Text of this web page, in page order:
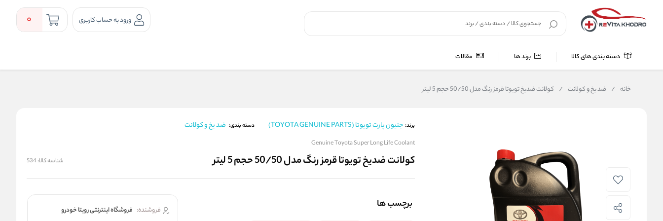
ورود به حساب کاربری 0
دسته بندی های کالا برند ها مقالات
خانه / ضد یخ و کولانت / کولانت ضدیخ تویوتا قرمز رنگ مدل 50/50 حجم 5 لیتر
برند: جنیون پارت تویوتا (TOYOTA GENUINE PARTS) دسته بندی: ضد یخ و کولانت
Genuine Toyota Super Long Life Coolant
کولانت ضدیخ تویوتا قرمز رنگ مدل 50/50 حجم 5 لیتر شناسه کالا:534
برچسب ها فروشنده: فروشگاه اینترنتی رویتا خودرو